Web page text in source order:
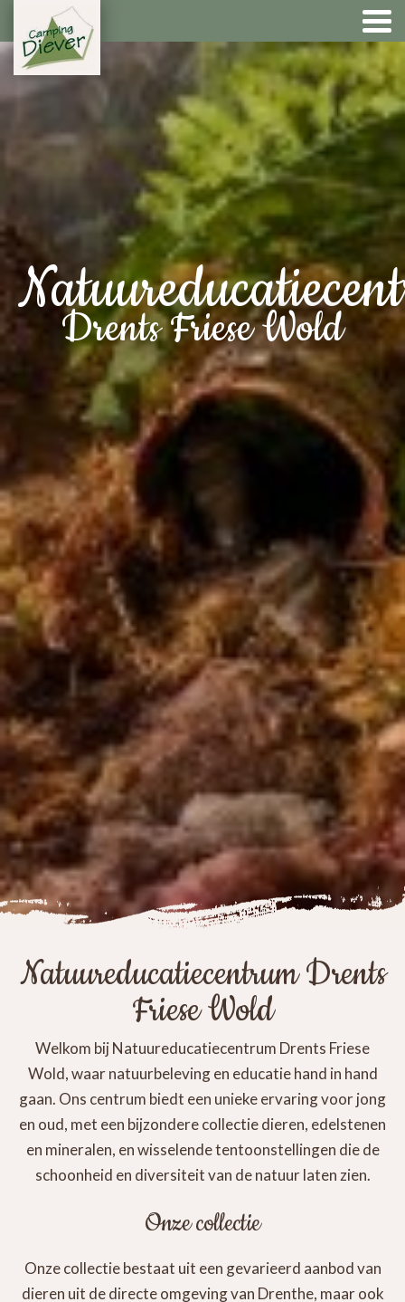
Drents Friese Wold
Natuureducatiecentrum Drents
Friese Wold
Welkom bij Natuureducatiecentrum Drents Friese
Wold, waar natuurbeleving en educatie hand in hand
gaan. Ons centrum biedt een unieke ervaring voor jong
en oud, met een bijzondere collectie dieren, edelstenen
en mineralen, en wisselende tentoonstellingen die de
schoonheid en diversiteit van de natuur laten zien.
Onze collectie
Onze collectie bestaat uit een gevarieerd aanbod van
dieren uit de directe omgeving van Drenthe, maar ook